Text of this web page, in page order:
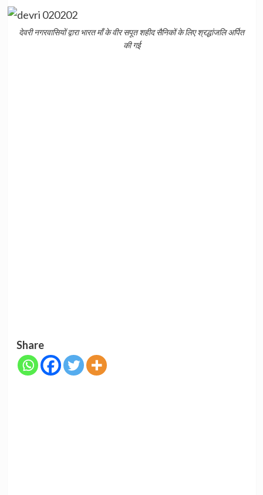
देवरी नगरवासियों द्वारा भारत माँ के वीर सपूत शहीद सैनिकों के लिए श्रद्धांजलि अर्पित
की गई
Share